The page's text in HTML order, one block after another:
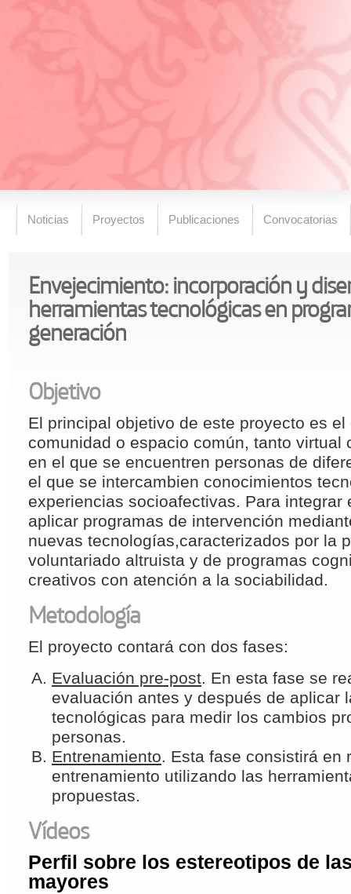
Noticias Proyectos Publicaciones Convocatorias
Envejecimiento: incorporación y
herramientas tecnológicas en
generación
Objetivo
El principal objetivo de este proyecto es
comunidad o espacio común, tanto virtual
en el que se encuentren personas de
el que se intercambien conocimientos
experiencias socioafectivas. Para integrar
aplicar programas de intervención
nuevas tecnologías,caracterizados por la
voluntariado altruista y de programas
creativos con atención a la sociabilidad.
Metodología
El proyecto contará con dos fases:
Evaluación pre-post. En esta fase se
evaluación antes y después de aplicar
tecnológicas para medir los cambios
personas.
Entrenamiento. Esta fase consistirá en
entrenamiento utilizando las
propuestas.
Vídeos
Perfil sobre los estereotipos de
mayores